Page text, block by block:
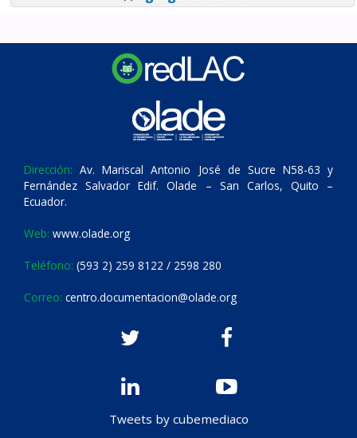
Dirección: Av. Mariscal Antonio José de Sucre N58-63 y
Fernández Salvador Edif. Olade – San Carlos, Quito –
Ecuador.
Web: www.olade.org
Teléfono: (593 2) 259 8122 / 2598 280
Correo: centro.documentacion@olade.org
Tweets by cubemediaco